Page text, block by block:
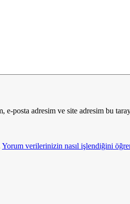
e-posta adresim ve site adresim bu
Yorum verilerinizin nasıl işlendiğini